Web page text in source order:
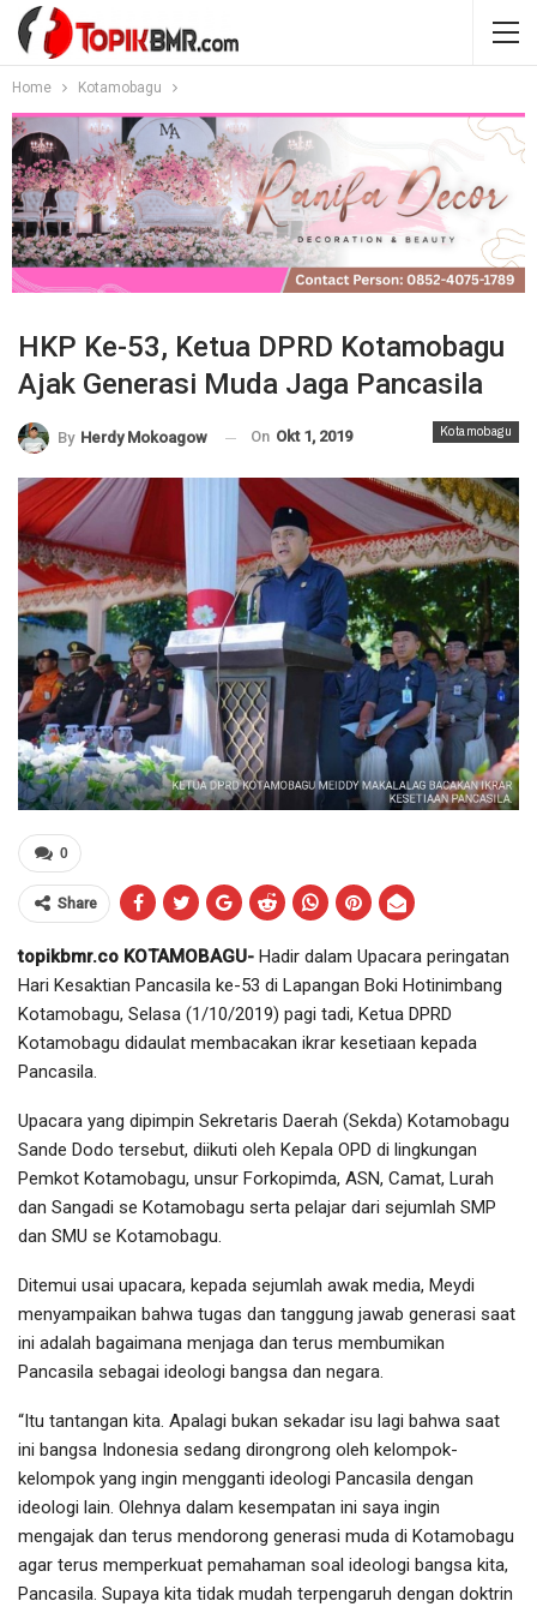
Home Kotamobagu
HKP Ke-53, Ketua DPRD Kotamobagu
Ajak Generasi Muda Jaga Pancasila
Kotamobagu
By Herdy Mokoagow On Okt 1, 2019
0
Share
topikbmr.co KOTAMOBAGU- Hadir dalam Upacara peringatan
Hari Kesaktian Pancasila ke-53 di Lapangan Boki Hotinimbang
Kotamobagu, Selasa (1/10/2019) pagi tadi, Ketua DPRD
Kotamobagu didaulat membacakan ikrar kesetiaan kepada
Pancasila.
Upacara yang dipimpin Sekretaris Daerah (Sekda) Kotamobagu
Sande Dodo tersebut, diikuti oleh Kepala OPD di lingkungan
Pemkot Kotamobagu, unsur Forkopimda, ASN, Camat, Lurah
dan Sangadi se Kotamobagu serta pelajar dari sejumlah SMP
dan SMU se Kotamobagu.
Ditemui usai upacara, kepada sejumlah awak media, Meydi
menyampaikan bahwa tugas dan tanggung jawab generasi saat
ini adalah bagaimana menjaga dan terus membumikan
Pancasila sebagai ideologi bangsa dan negara.
“Itu tantangan kita. Apalagi bukan sekadar isu lagi bahwa saat
ini bangsa Indonesia sedang dirongrong oleh kelompok-
kelompok yang ingin mengganti ideologi Pancasila dengan
ideologi lain. Olehnya dalam kesempatan ini saya ingin
mengajak dan terus mendorong generasi muda di Kotamobagu
agar terus memperkuat pemahaman soal ideologi bangsa kita,
Pancasila. Supaya kita tidak mudah terpengaruh dengan doktrin